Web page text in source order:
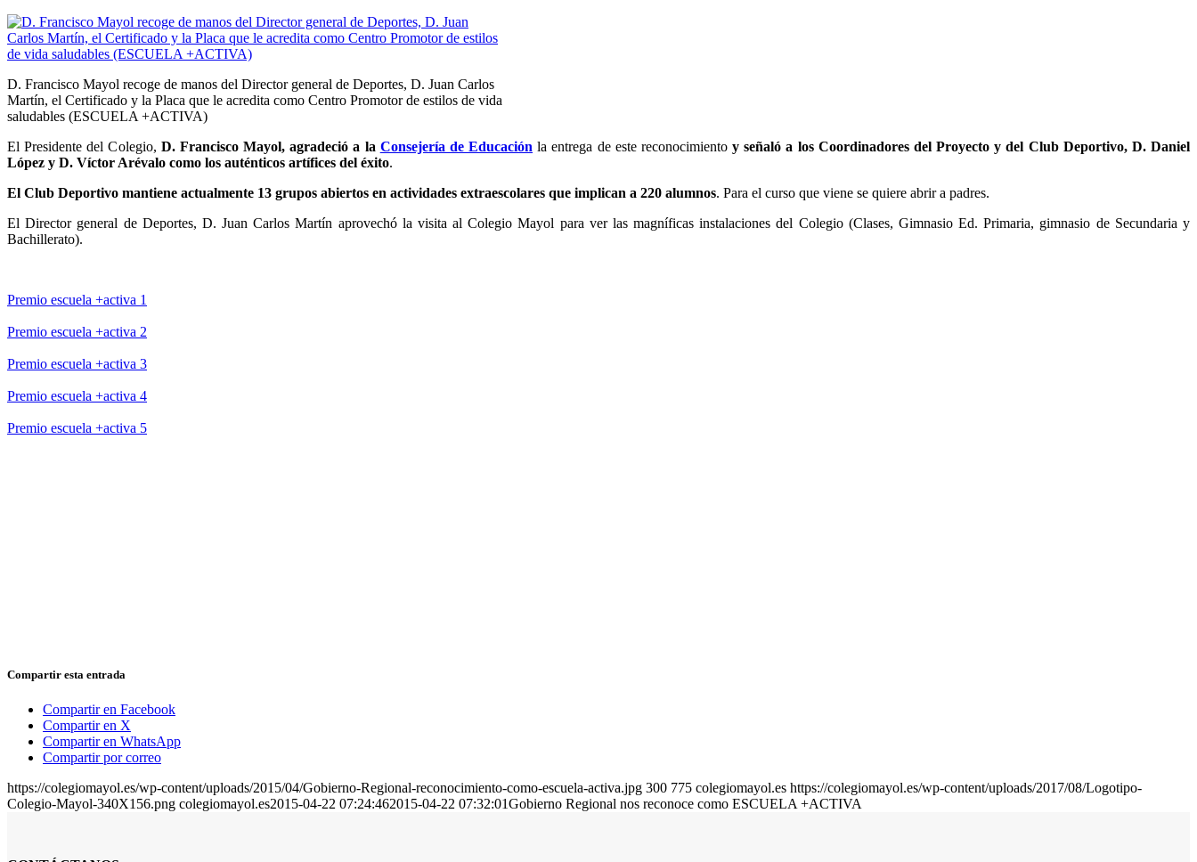
D. Francisco Mayol recoge de manos del Director general de Deportes, D. Juan Carlos
Martín, el Certificado y la Placa que le acredita como Centro Promotor de estilos de vida
saludables (ESCUELA +ACTIVA)
El Presidente del Colegio, D. Francisco Mayol, agradeció a la Consejería de Educación la entrega de este reconocimientoy señaló a los Coordinadores del Proyecto y del Club Deportivo, D. Daniel
López y D. Víctor Arévalo como los auténticos artífices del éxito.
El Club Deportivo mantiene actualmente 13 grupos abiertos en actividades extraescolares que implican a 220 alumnos. Para el curso que viene se quiere abrir a padres.
El Director general de Deportes, D. Juan Carlos Martín aprovechó la visita al Colegio Mayol para ver las magníficas instalaciones del Colegio (Clases, Gimnasio Ed. Primaria, gimnasio de Secundaria y
Bachillerato).
Premio escuela +activa 1
Premio escuela +activa 2
Premio escuela +activa 3
Premio escuela +activa 4
Premio escuela +activa 5
Compartir esta entrada
Compartir en Facebook
Compartir en X
Compartir en WhatsApp
Compartir por correo
https://colegiomayol.es/wp-content/uploads/2015/04/Gobierno-Regional-reconocimiento-como-escuela-activa.jpg 300 775 colegiomayol.es https://colegiomayol.es/wp-content/uploads/2017/08/Logotipo-
Colegio-Mayol-340X156.png colegiomayol.es2015-04-22 07:24:462015-04-22 07:32:01Gobierno Regional nos reconoce como ESCUELA +ACTIVA